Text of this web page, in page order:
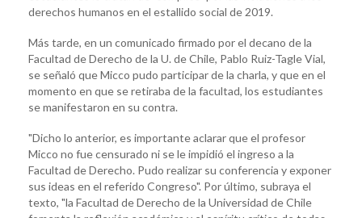
derechos humanos en el estallido social de 2019.
Más tarde, en un comunicado firmado por el decano de la
Facultad de Derecho de la U. de Chile, Pablo Ruiz-Tagle Vial,
se señaló que Micco pudo participar de la charla, y que en el
momento en que se retiraba de la facultad, los estudiantes
se manifestaron en su contra.
"Dicho lo anterior, es importante aclarar que el profesor
Micco no fue censurado ni se le impidió el ingreso a la
Facultad de Derecho. Pudo realizar su conferencia y exponer
sus ideas en el referido Congreso". Por último, subraya el
texto, "la Facultad de Derecho de la Universidad de Chile